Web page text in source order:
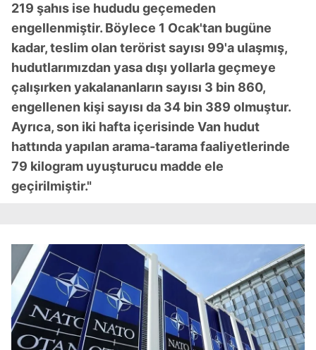
219 şahıs ise hududu geçemeden
engellenmiştir. Böylece 1 Ocak'tan bugüne
kadar, teslim olan terörist sayısı 99'a ulaşmış,
hudutlarımızdan yasa dışı yollarla geçmeye
çalışırken yakalananların sayısı 3 bin 860,
engellenen kişi sayısı da 34 bin 389 olmuştur.
Ayrıca, son iki hafta içerisinde Van hudut
hattında yapılan arama-tarama faaliyetlerinde
79 kilogram uyuşturucu madde ele
geçirilmiştir."